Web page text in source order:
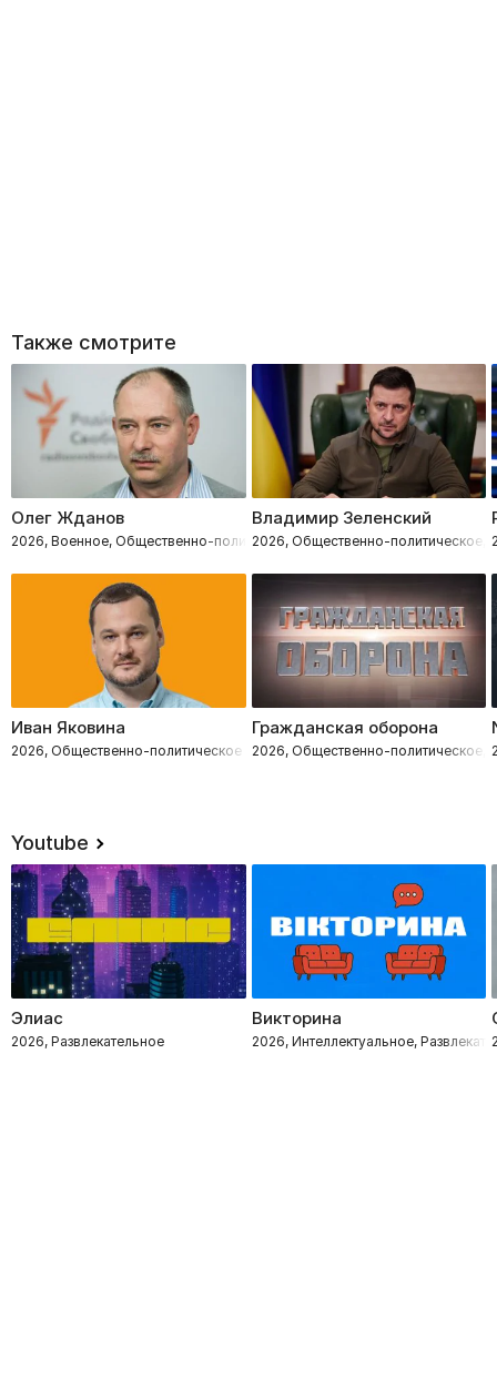
Также смотрите
Олег Жданов
2026, Военное, Общественно-политическое
Владимир Зеленский
2026, Общественно-политическое,
Иван Яковина
2026, Общественно-политическое
Гражданская оборона
2026, Общественно-политическое,
Youtube
Элиас
2026, Развлекательное
Викторина
2026, Интеллектуальное,